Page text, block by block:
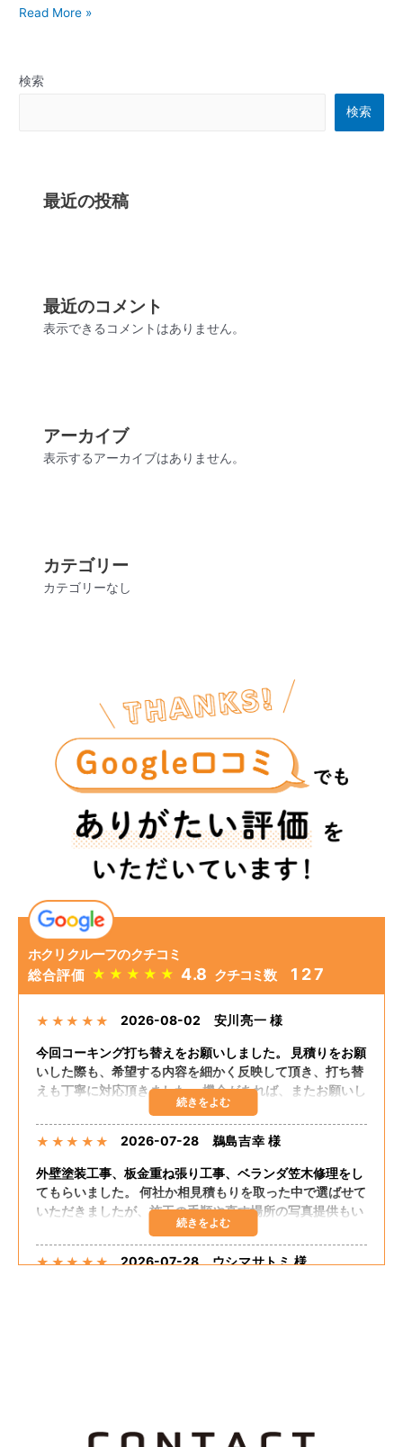
イ
ー
Read More »
検索
検索
最近の投稿
最近のコメント
表示できるコメントはありません。
アーカイブ
表示するアーカイブはありません。
カテゴリー
カテゴリーなし
ホクリクルーフのクチコミ
総合評価 ★ ★ ★ ★ ★ 4.8 クチコミ数 127
★ ★ ★ ★ ★ 2026-08-02 安川亮一 様
今回コーキング打ち替えをお願いしました。 見積りをお願
いした際も、希望する内容を細かく反映して頂き、打ち替
えも丁寧に対応頂きました。 機会があれば、またお願いし
★ ★ ★ ★ ★ 2026-07-28 鵜島吉幸 様
外壁塗装工事、板金重ね張り工事、ベランダ笠木修理をし
てもらいました。 何社か相見積もりを取った中で選ばせて
いただきましたが、施工の手順や直す場所の写真提供もい
ただき、自分の直してほしいところも聞いてくださりまし
た。 追加の工事もしてくださり、思った予算で出来まし
た。 嬉しく思います。 担当の方が話しやすく足繁く来て
★★★★★ 2026-07-28 ウシマサトミ 様
た。親切な説明、保証良く、料金も安かったです。